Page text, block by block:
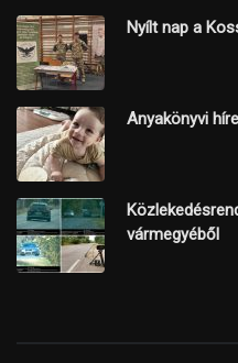
Nyílt nap a
Anyakönyvi
vármegyéből